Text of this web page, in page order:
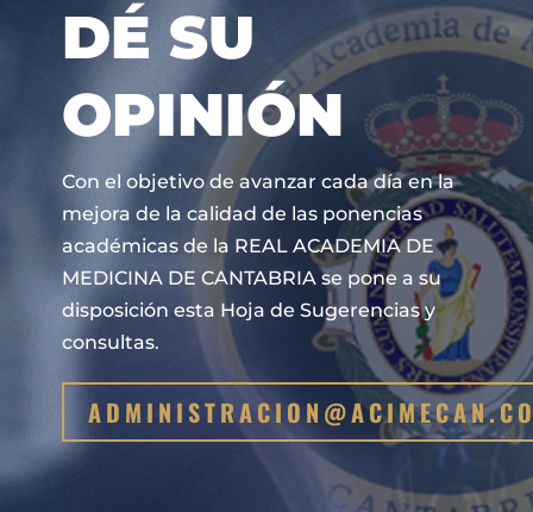
DÉ SU
OPINIÓN
Con el objetivo de avanzar cada día en la
mejora de la calidad de las ponencias
académicas de la REAL ACADEMIA DE
MEDICINA DE CANTABRIA se pone a su
disposición esta Hoja de Sugerencias y
consultas.